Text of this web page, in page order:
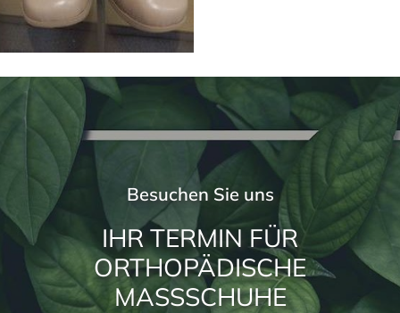
Besuchen Sie uns
IHR TERMIN FÜR
ORTHOPÄDISCHE
MASSSCHUHE